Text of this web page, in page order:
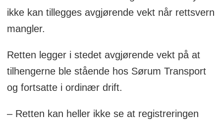
ikke kan tillegges avgjørende vekt når rettsvern
mangler.
Retten legger i stedet avgjørende vekt på at
tilhengerne ble stående hos Sørum Transport
og fortsatte i ordinær drift.
– Retten kan heller ikke se at registreringen